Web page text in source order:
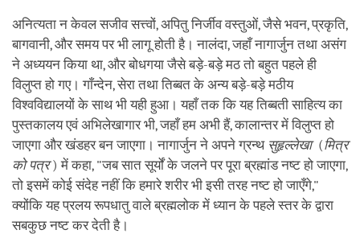
अनित्यता न केवल सजीव सत्त्वों, अपितु निर्जीव वस्तुओं, जैसे भवन, प्रकृति,
बागवानी, और समय पर भी लागू होती है। नालंदा, जहाँ नागार्जुन तथा असंग
ने अध्ययन किया था, और बोधगया जैसे बड़े-बड़े मठ तो बहुत पहले ही
विलुप्त हो गए। गाँन्देन, सेरा तथा तिब्बत के अन्य बड़े-बड़े मठीय
विश्वविद्यालयों के साथ भी यही हुआ। यहाँ तक कि यह तिब्बती साहित्य का
पुस्तकालय एवं अभिलेखागार भी, जहाँ हम अभी हैं, कालान्तर में विलुप्त हो
जाएगा और खंडहर बन जाएगा। नागार्जुन ने अपने ग्रन्थ सुहृल्लेखा(मित्र
को पत्र) में कहा, "जब सात सूर्यों के जलने पर पूरा ब्रह्मांड नष्ट हो जाएगा,
तो इसमें कोई संदेह नहीं कि हमारे शरीर भी इसी तरह नष्ट हो जाएँगे,"
क्योंकि यह प्रलय रूपधातु वाले ब्रह्मलोक में ध्यान के पहले स्तर के द्वारा
सबकुछ नष्ट कर देती है।